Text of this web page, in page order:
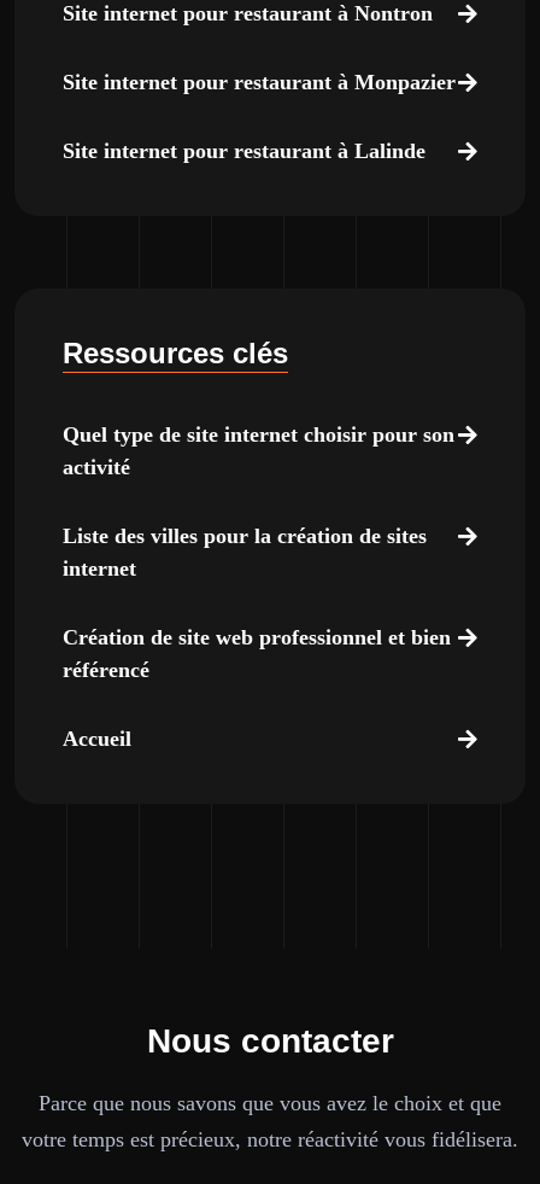
Site internet pour restaurant à Nontron
Site internet pour restaurant à Monpazier
Site internet pour restaurant à Lalinde
Ressources clés
Quel type de site internet choisir pour son
activité
Liste des villes pour la création de sites
internet
Création de site web professionnel et bien
référencé
Accueil
Nous contacter
Parce que nous savons que vous avez le choix et que
votre temps est précieux, notre réactivité vous fidélisera.